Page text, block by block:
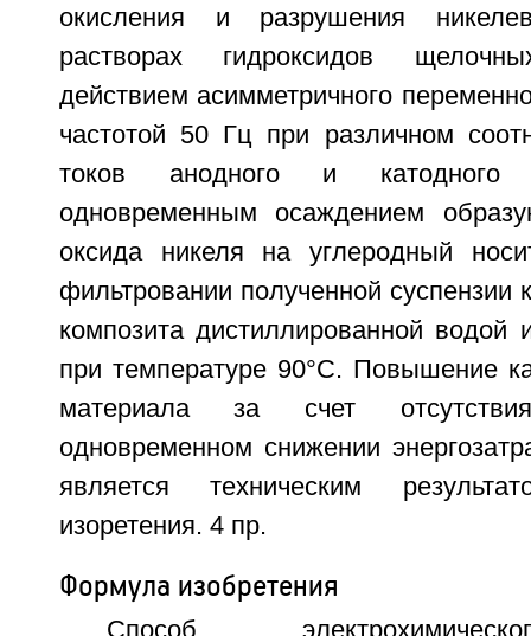
окисления и разрушения
растворах гидроксидов
действием асимметричного
частотой 50 Гц при различном
токов анодного и катодного
одновременным осаждением
оксида никеля на углеродный
фильтровании полученной суспензии
композита дистиллированной
при температуре 90°С. Повышение
материала за счет
одновременном снижении
является техническим
изоретения. 4 пр.
Формула изобретения
Способ